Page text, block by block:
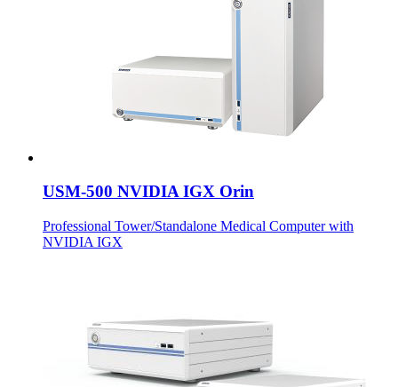
USM-500 NVIDIA IGX Orin
Professional Tower/Standalone Medical Computer with
NVIDIA IGX